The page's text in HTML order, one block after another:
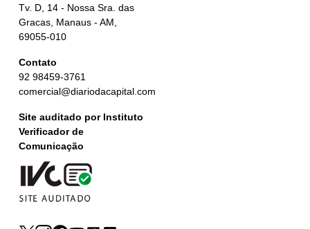
Tv. D, 14 - Nossa Sra. das
Gracas, Manaus - AM,
69055-010
Contato
92 98459-3761
comercial@diariodacapital.com
Site auditado por Instituto
Verificador de
Comunicação